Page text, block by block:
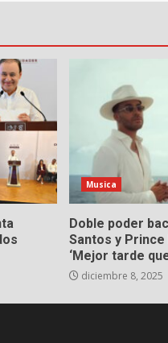
Musica
Doble poder
Santos y Prince
‘Mejor tarde
diciembre 8, 2025